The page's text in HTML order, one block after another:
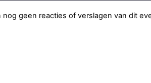
nog geen reacties of verslagen van dit